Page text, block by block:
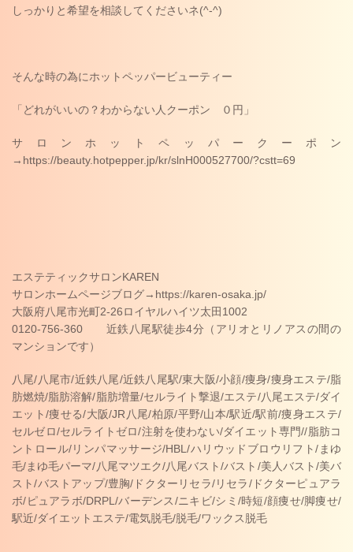
しっかりと希望を相談してくださいネ(^-^)
そんな時の為にホットペッパービューティー
「どれがいいの？わからない人クーポン ０円」
サロンホットペッパークーポン
→https://beauty.hotpepper.jp/kr/slnH000527700/?cstt=69
エステティックサロンKAREN
サロンホームページブログ→https://karen-osaka.jp/
大阪府八尾市光町2-26ロイヤルハイツ太田1002
0120-756-360 近鉄八尾駅徒歩4分（アリオとリノアスの間の
マンションです）
八尾/八尾市/近鉄八尾/近鉄八尾駅/東大阪/小顔/痩身/痩身エステ/脂
肪燃焼/脂肪溶解/脂肪増量/セルライト撃退/エステ/八尾エステ/ダイ
エット/痩せる/大阪/JR八尾/柏原/平野/山本/駅近/駅前/痩身エステ/
セルゼロ/セルライトゼロ/注射を使わない/ダイエット専門//脂肪コ
ントロール/リンパマッサージ/HBL/ハリウッドブロウリフト/まゆ
毛/まゆ毛パーマ/八尾マツエク/八尾バスト/バスト/美人バスト/美バ
スト/バストアップ/豊胸/ドクターリセラ/リセラ/ドクターピュアラ
ボ/ピュアラボ/DRPL/バーデンス/ニキビ/シミ/時短/顔痩せ/脚痩せ/
駅近/ダイエットエステ/電気脱毛/脱毛/ワックス脱毛